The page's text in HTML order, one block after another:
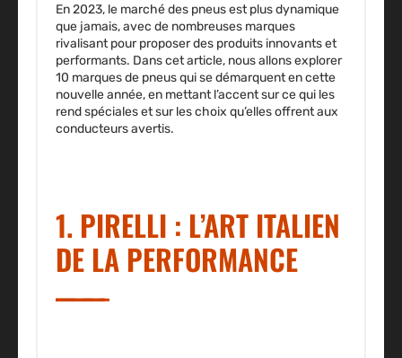
En 2023, le marché des pneus est plus dynamique
que jamais, avec de nombreuses marques
rivalisant pour proposer des produits innovants et
performants. Dans cet article, nous allons explorer
10 marques de pneus qui se démarquent en cette
nouvelle année, en mettant l’accent sur ce qui les
rend spéciales et sur les choix qu’elles offrent aux
conducteurs avertis.
1. PIRELLI : L’ART ITALIEN
DE LA PERFORMANCE